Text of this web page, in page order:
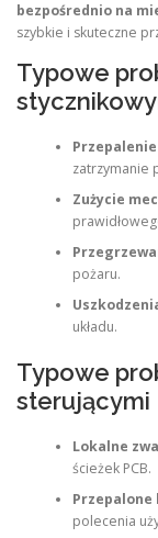
bezpośrednio na
szybkie i skuteczne
Typowe
zatrzymanie
Zużycie
pożaru.
układu.
Typowe
sterującymi
Lokalne
ścieżek PCB.
Przepalone
polecenia